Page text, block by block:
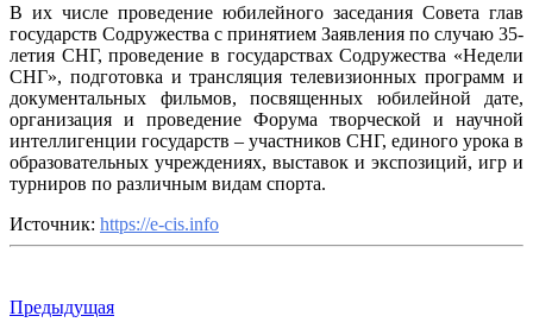
В их числе проведение юбилейного заседания Совета глав
государств Содружества с принятием Заявления по случаю 35-
летия СНГ, проведение в государствах Содружества «Недели
СНГ», подготовка и трансляция телевизионных программ и
документальных фильмов, посвященных юбилейной дате,
организация и проведение Форума творческой и научной
интеллигенции государств – участников СНГ, единого урока в
образовательных учреждениях, выставок и экспозиций, игр и
турниров по различным видам спорта.
Источник: https://e-cis.info
Предыдущая